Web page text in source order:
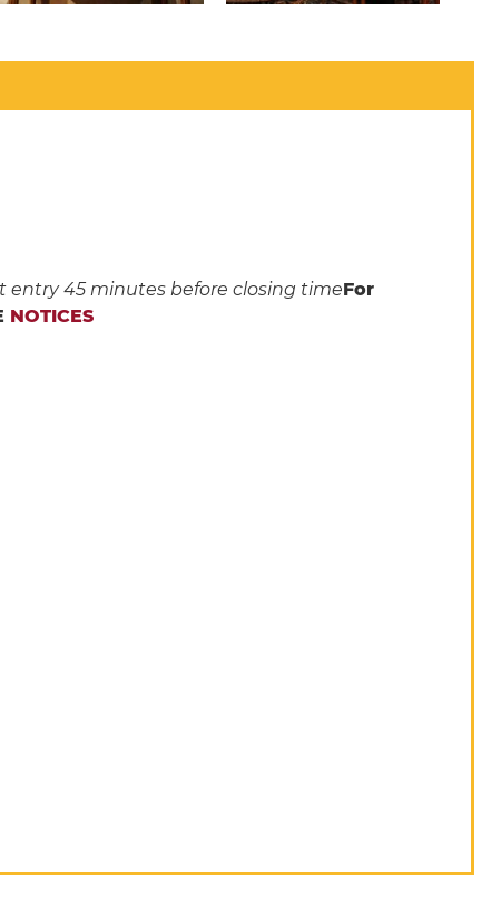
entry 45 minutes before closing timeFor
NOTICES